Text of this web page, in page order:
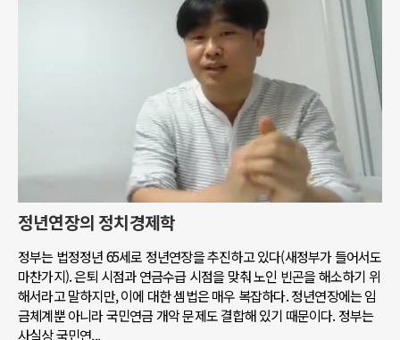
정년연장의 정치경제학
정부는 법정정년 65세로 정년연장을 추진하고 있다(새정부가 들어서도
마찬가지). 은퇴 시점과 연금수급 시점을 맞춰 노인 빈곤을 해소하기 위
해서라고 말하지만, 이에 대한 셈법은 매우 복잡하다. 정년연장에는 임
금체계뿐 아니라 국민연금 개악 문제도 결합해 있기 때문이다. 정부는
사실상 국민연...